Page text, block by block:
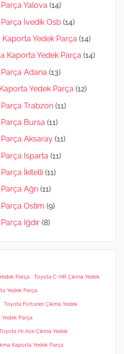
Yalova (14)
İvedik Osb (14)
Kaporta Yedek Parça (14)
Kaporta Yedek Parça (14)
Adana (13)
Yedek Parça (12)
Parça Trabzon (11)
Parça Bursa (11)
Parça Aksaray (11)
Isparta (11)
İkitelli (11)
Ağrı (11)
Ostim (9)
Iğdır (8)
Parça Toyota C-HR Çıkma Yedek
Yedek Parça
Toyota Fortuner Çıkma Yedek
Yedek Parça
Hi-Ace Çıkma Yedek
Kaporta Yedek Parça